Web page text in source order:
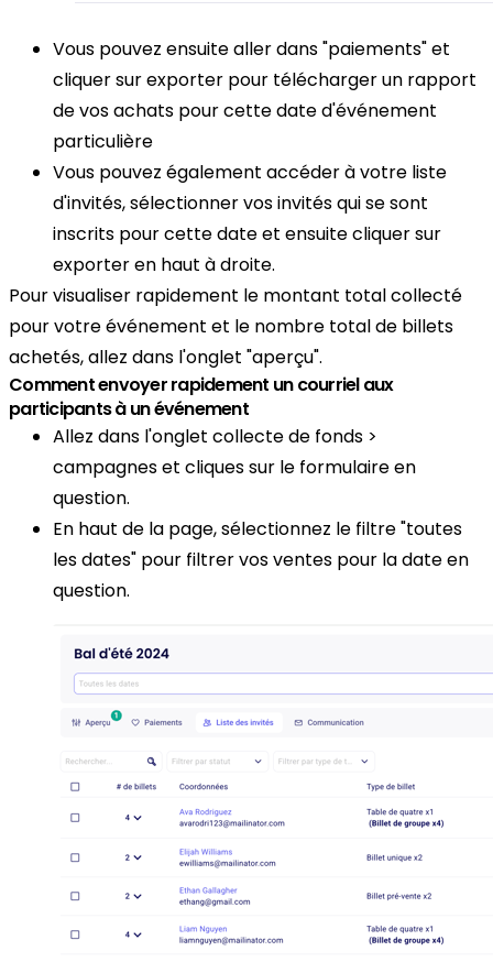
Vous pouvez ensuite aller dans "paiements" et
cliquer sur exporter pour télécharger un rapport
de vos achats pour cette date d'événement
particulière
Vous pouvez également accéder à votre liste
d'invités, sélectionner vos invités qui se sont
inscrits pour cette date et ensuite cliquer sur
exporter en haut à droite.
Pour visualiser rapidement le montant total collecté
pour votre événement et le nombre total de billets
achetés, allez dans l'onglet "aperçu".
Comment envoyer rapidement un courriel aux
participants à un événement
Allez dans l'onglet collecte de fonds >
campagnes et cliques sur le formulaire en
question.
En haut de la page, sélectionnez le filtre "toutes
les dates" pour filtrer vos ventes pour la date en
question.